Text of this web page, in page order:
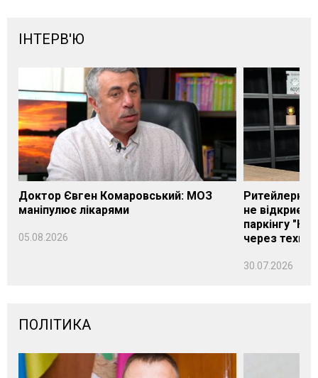
ІНТЕРВ'Ю
Доктор Євген Комаровський: МОЗ
маніпулює лікарями
05.08.2026
Ритейлерка
не
паркінгу
через
30.07.2026
ПОЛІТИКА